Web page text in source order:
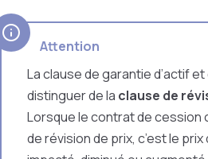
Attention
La clause de garantie d’actif
distinguer de la clause de
Lorsque le contrat de cession
de révision de prix, c’est le